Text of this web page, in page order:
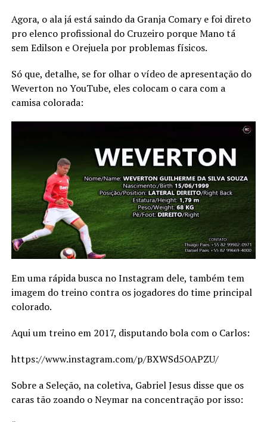
Agora, o ala já está saindo da Granja Comary e foi direto
pro elenco profissional do Cruzeiro porque Mano tá
sem Edilson e Orejuela por problemas físicos.
Só que, detalhe, se for olhar o vídeo de apresentação do
Weverton no YouTube, eles colocam o cara com a
camisa colorada:
Em uma rápida busca no Instagram dele, também tem
imagem do treino contra os jogadores do time principal
colorado.
Aqui um treino em 2017, disputando bola com o Carlos:
https://www.instagram.com/p/BXWSd5OAPZU/
Sobre a Seleção, na coletiva, Gabriel Jesus disse que os
caras tão zoando o Neymar na concentração por isso: